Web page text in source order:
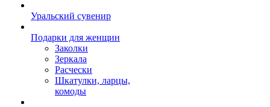
Уральский сувенир
Подарки для женщин
Заколки
Зеркала
Расчески
Шкатулки, ларцы,
комоды